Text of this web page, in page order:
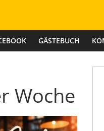
GÄSTEBUCH
Woche